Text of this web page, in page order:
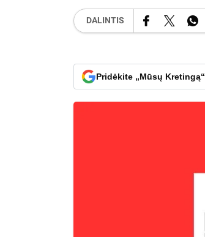
DALINTIS
Pridėkite „Mūsų Kretingą“